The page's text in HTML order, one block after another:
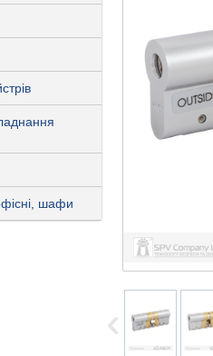
шафи